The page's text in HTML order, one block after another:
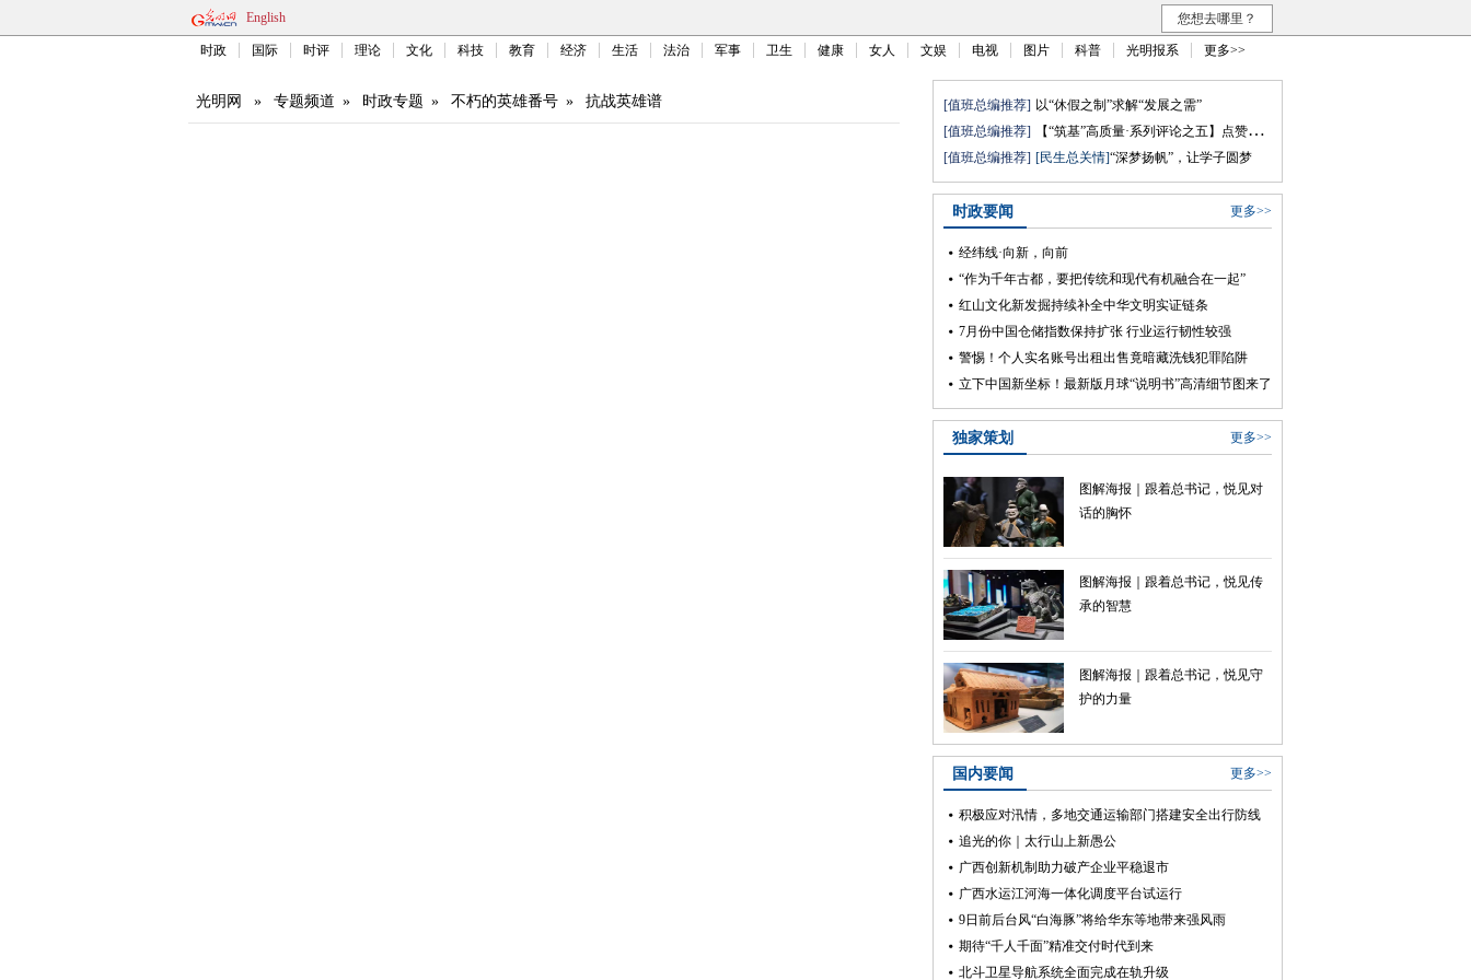
English 您想去哪里？
时政 国际 时评 理论 文化 科技 教育 经济 生活 法治 军事 卫生 健康 女人 文娱 电视 图片 科普 光明报系 更多>>
光明网 » 专题频道 » 时政专题 » 不朽的英雄番号 » 抗战英雄谱